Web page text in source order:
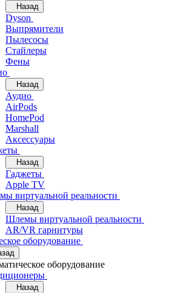
Назад
Dyson
Выпрямители
Пылесосы
Стайлеры
Фены
Назад
Аудио
AirPods
HomePod
Marshall
Аксессуары
Назад
Гаджеты
Apple TV
виртуальной реальности
Назад
Шлемы виртуальной реальности
AR/VR гарнитуры
оборудование
оборудование
Назад